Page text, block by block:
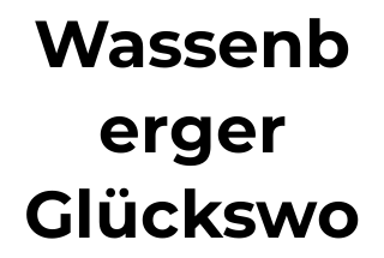
Wassenb
erger
Glückswo